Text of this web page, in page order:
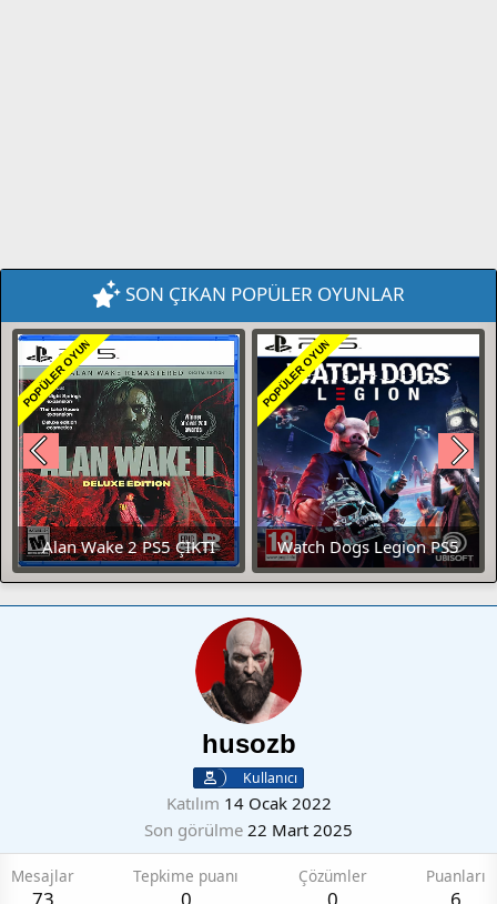
SON ÇIKAN POPÜLER OYUNLAR
POPÜLER OYUN
Alan Wake 2 PS5 ÇIKTI
POPÜLER OYUN
Watch Dogs Legion PS5
ÇIKTI
husozb
Kullanıcı
Katılım 14 Ocak 2022
Son görülme 22 Mart 2025
Mesajlar Tepkime puanı Çözümler Puanları